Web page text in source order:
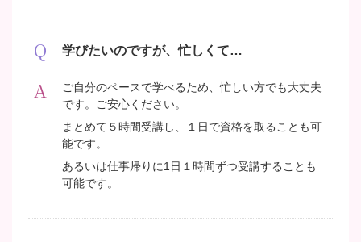
学びたいのですが、忙しくて…
ご自分のペースで学べるため、忙しい方でも大丈夫
です。ご安心ください。
まとめて５時間受講し、１日で資格を取ることも可
能です。
あるいは仕事帰りに1日１時間ずつ受講することも
可能です。